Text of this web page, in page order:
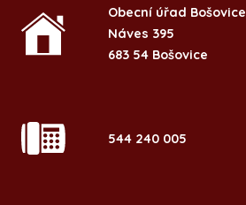
Obecní úřad Bošovice
Náves 395
683 54 Bošovice
544 240 005